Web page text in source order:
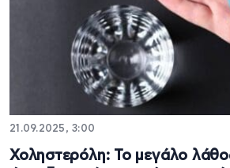
21.09.2025, 3:00
Χοληστερόλη: Το μεγάλο